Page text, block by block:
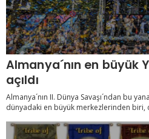
Almanya´nın en büyük
açıldı
Almanya´nın II. Dünya Savaşı´ndan bu
dünyadaki en büyük merkezlerinden biri,